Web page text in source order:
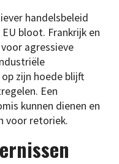
handelsbeleid
bloot. Frankrijk en
agressieve
zijn hoede blijft
Een
kunnen dienen en
voor retoriek.